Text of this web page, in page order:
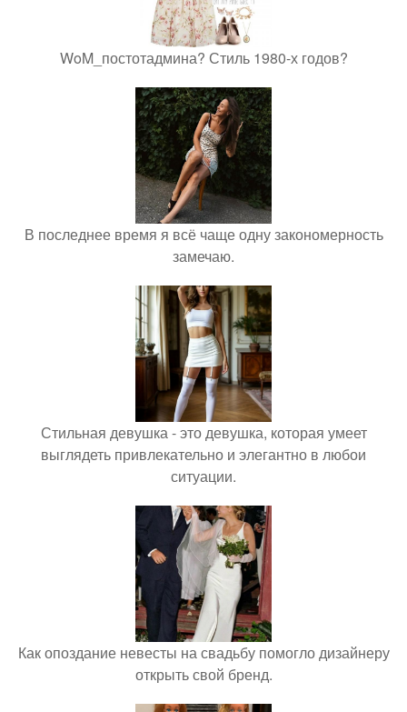
WoM_постотадмина? Стиль 1980-х годов?
В последнее время я всё чаще одну закономерность
замечаю.
Стильная девушка - это девушка, которая умеет
выглядеть привлекательно и элегантно в любои
ситуации.
Как опоздание невесты на свадьбу помогло дизайнеру
открыть свой бренд.